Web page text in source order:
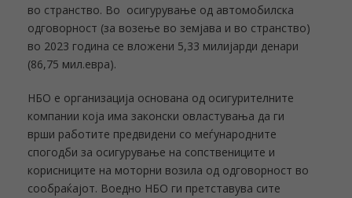
во странство. Во осигурување од автомобилска
одговорност (за возење во земјава и во странство)
во 2023 година се вложени 5,33 милијарди денари
(86,75 мил.евра).
НБО е организација основана од осигурителните
компании која има законски овластувања да ги
врши работите предвидени со меѓународните
спогодби за осигурување на сопствениците и
корисниците на моторни возила од одговорност во
сообраќајот. Воедно НБО ги претставува сите